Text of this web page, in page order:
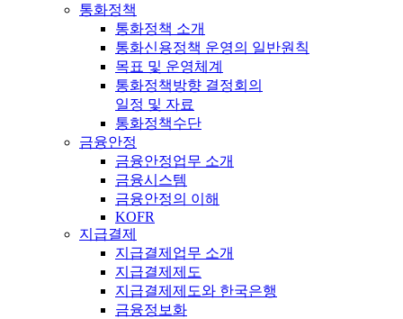
통화정책
통화정책 소개
통화신용정책 운영의 일반원칙
목표 및 운영체계
통화정책방향 결정회의
일정 및 자료
통화정책수단
금융안정
금융안정업무 소개
금융시스템
금융안정의 이해
KOFR
지급결제
지급결제업무 소개
지급결제제도
지급결제제도와 한국은행
금융정보화